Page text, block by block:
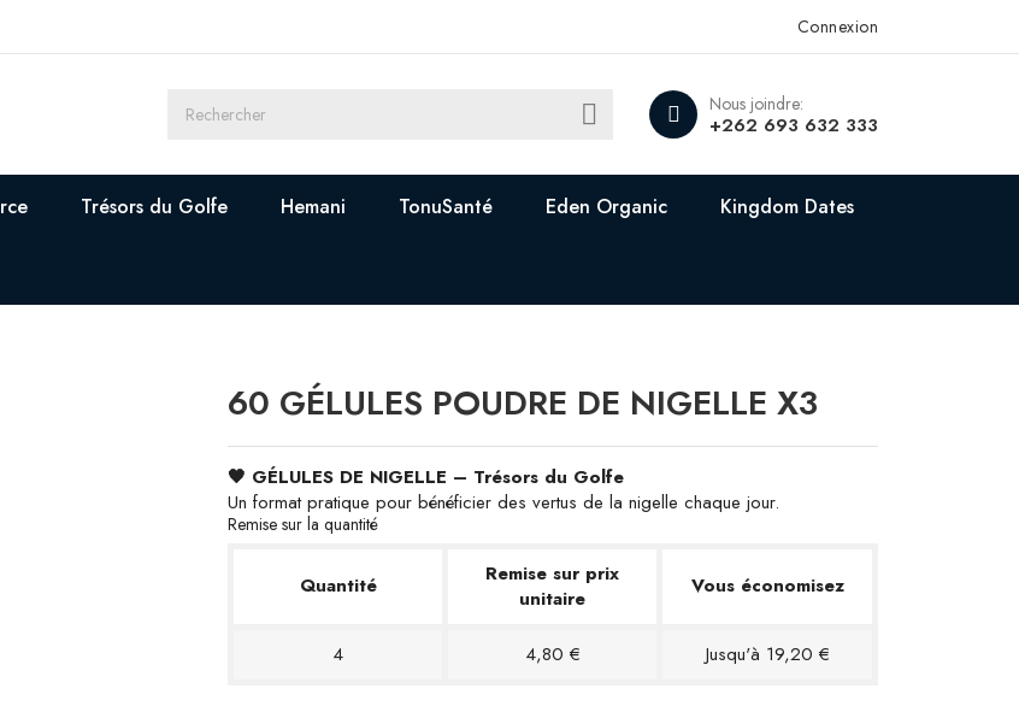
Connexion
Nous joindre:
+262 693 632 333

Trésors du Golfe Hemani TonuSanté Eden Organic Kingdom Dates
60 GÉLULES POUDRE DE NIGELLE X3
🖤 GÉLULES DE NIGELLE – Trésors du Golfe
Un format pratique pour bénéficier des vertus de la nigelle chaque jour.
Remise sur la quantité
Quantité
Remise sur prix
unitaire
Vous économisez
4 4,80 € Jusqu'à 19,20 €